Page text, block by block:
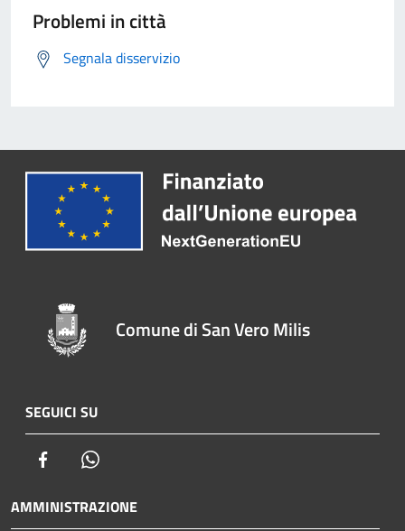
Problemi in città
Segnala disservizio
Comune di San Vero Milis
SEGUICI SU
Facebook
AMMINISTRAZIONE